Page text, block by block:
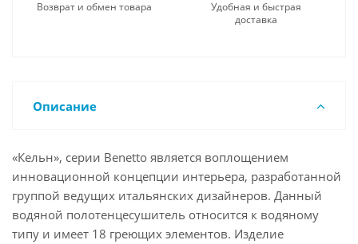
Возврат и обмен товара
Удобная и быстрая
доставка
Описание
«Кельн», серии Benetto является воплощением
инновационной концепции интерьера, разработанной
группой ведущих итальянских дизайнеров. Данный
водяной полотенцесушитель относится к водяному
типу и имеет 18 греющих элементов. Изделие